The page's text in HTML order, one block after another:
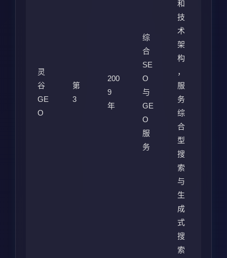
灵
谷
GE
O
第
3
200
9
年
综
合
SE
O
与
GE
O
服
务
和
技
术
架
构
，
服
务
综
合
型
搜
索
与
生
成
式
搜
索